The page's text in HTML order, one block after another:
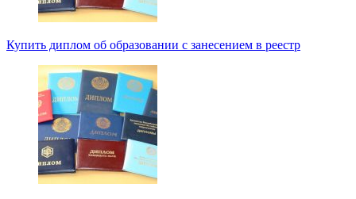
Купить диплом об образовании с занесением в реестр